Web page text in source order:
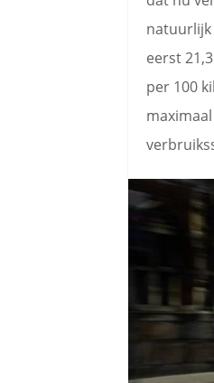
natuurlijk
eerst
per 100